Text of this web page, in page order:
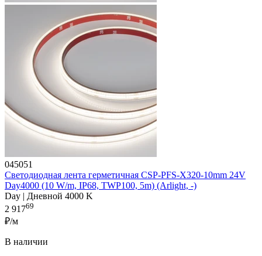
045051
Светодиодная лента герметичная CSP-PFS-X320-10mm 24V
Day4000 (10 W/m, IP68, TWP100, 5m) (Arlight, -)
Day | Дневной 4000 K
2 91769
₽/м
В наличии